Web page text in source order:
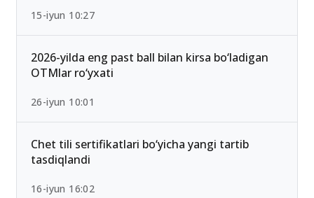
2026/2027 qabulda maksimal ball 189 Bo‘lib
qoldi — Yangi test mezonlari bilan tanishing
15-iyun 10:27
2026-yilda eng past ball bilan kirsa bo‘ladigan
OTMlar ro‘yxati
26-iyun 10:01
Chet tili sertifikatlari bo‘yicha yangi tartib